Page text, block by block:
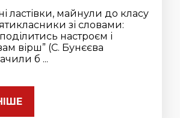
ластівки, майнули до класу
зі словами:
настроєм і
вірш” (С. Бунєєва
б ...